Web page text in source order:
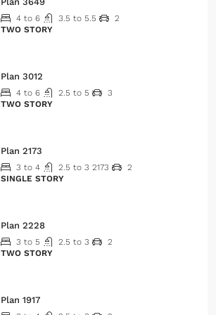
4 to 6 3.5 to 5.5
2
TWO STORY
Plan 3012
4 to 6 2.5 to 5
3
TWO STORY
Plan 2173
3 to 4 2.5 to 3 2173
2
SINGLE STORY
Plan 2228
3 to 5 2.5 to 3
2
TWO STORY
Plan 1917